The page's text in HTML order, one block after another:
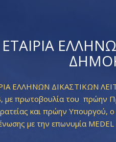
ΕΤΑΙΡΙΑ
ΕΛΛΗΝΩΝ ΔΙΚΑΣΤΙΚΩΝ
με πρωτοβουλία του πρώην
και πρώην Υπουργού,
με την επωνυμία MEDEL